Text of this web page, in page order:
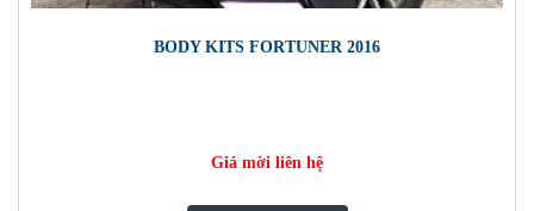
BODY KITS FORTUNER 2016
Giá mời liên hệ